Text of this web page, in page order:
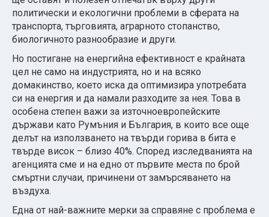
политически и екологични проблеми в сферата на
транспорта, търговията, аграрното стопанство,
биологичното разнообразие и други.
Но постигане на енергийна ефективност е крайната
цел не само на индустрията, но и на всяко
домакинство, което иска да оптимизира употребата
си на енергия и да намали разходите за нея. Това в
особена степен важи за източноевропейските
държави като Румъния и България, в които все още
делът на използването на твърди горива в бита е
твърде висок – близо 40%. Според изследванията на
агенцията сме и на едно от първите места по брой
смъртни случаи, причинени от замърсяването на
въздуха.
Една от най-важните мерки за справяне с проблема е